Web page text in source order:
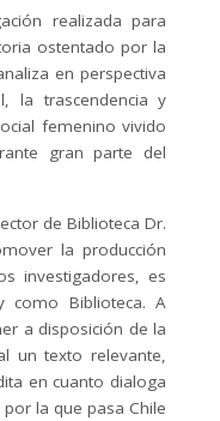
realizada para
ostentado por la
en perspectiva
la trascendencia y
femenino vivido
gran parte del
de Biblioteca Dr.
la producción
investigadores, es
como Biblioteca. A
a disposición de la
un texto relevante,
en cuanto dialoga
la que pasa Chile